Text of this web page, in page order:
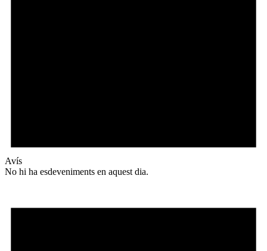
Avís
No hi ha esdeveniments en aquest dia.